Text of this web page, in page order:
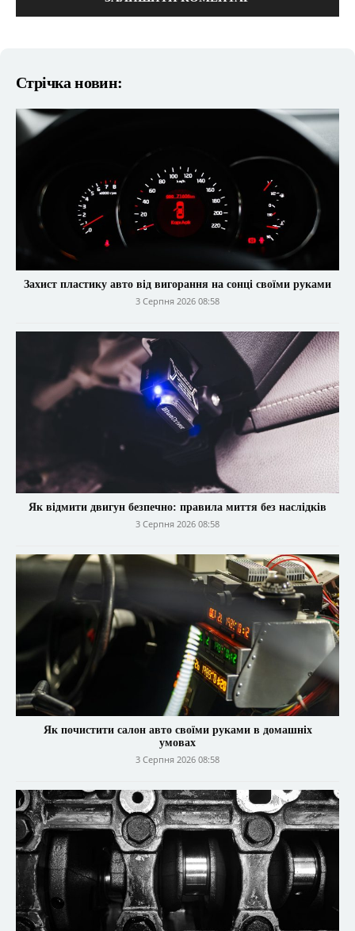
Стрічка новин:
Захист пластику авто від вигорання на сонці своїми руками
3 Серпня 2026 08:58
Як відмити двигун безпечно: правила миття без наслідків
3 Серпня 2026 08:58
Як почистити салон авто своїми руками в домашніх
умовах
3 Серпня 2026 08:58